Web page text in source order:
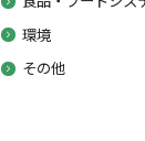
環境
その他